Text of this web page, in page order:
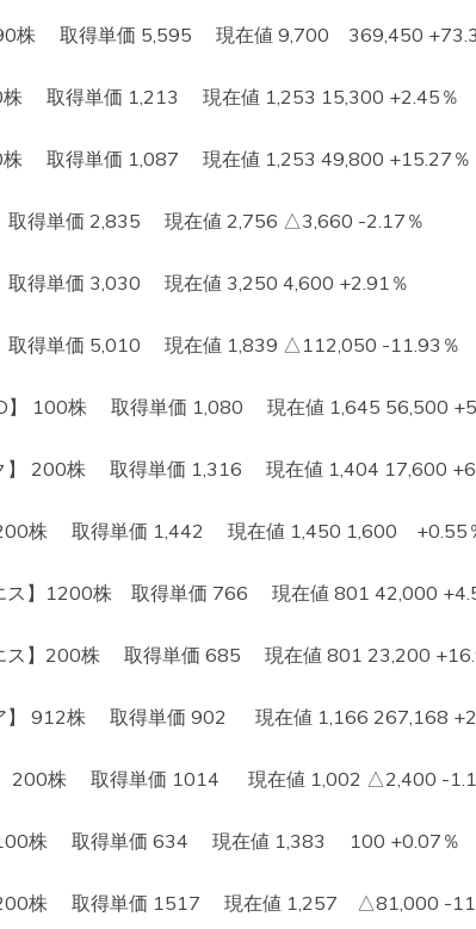
90株 取得単価 5,595 現在値 9,700 369,450
株 取得単価 1,213 現在値 1,253 15,300 +2.45％
株 取得単価 1,087 現在値 1,253 49,800 +15.27％
取得単価 2,835 現在値 2,756 △3,660 -2.17％
得単価 3,030 現在値 3,250 4,600 +2.91％
取得単価 5,010 現在値 1,839 △112,050 -11.93％
】 100株 取得単価 1,080 現在値 1,645 56,500
】 200株 取得単価 1,316 現在値 1,404 17,600
200株 取得単価 1,442 現在値 1,450 1,600 +0.55
ス】1200株 取得単価 766 現在値 801 42,000
ス】200株 取得単価 685 現在値 801 23,200
】 912株 取得単価 902 現在値 1,166 267,168
】 200株 取得単価 1014 現在値 1,002 △2,400 -
100株 取得単価 634 現在値 1,383 100 +0.07％
200株 取得単価 1517 現在値 1,257 △81,000 -